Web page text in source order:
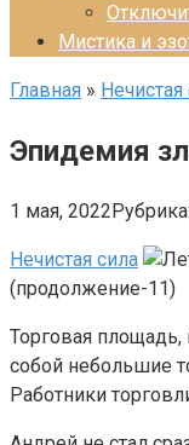
Мистика и
Главная » Нечистая
Эпидемия
1 мая, 2022Рубрика:
Нечистая сила
(продолжение-11)
Торговая
собой небольшие
Работники